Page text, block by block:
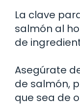
La clave
salmón al
de
Asegúrate
de salmón,
que sea de